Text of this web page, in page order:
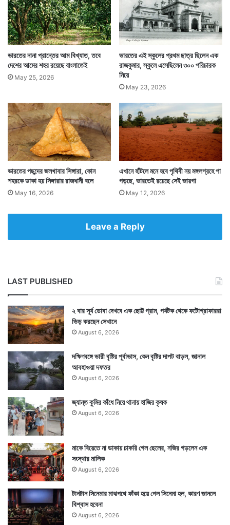
Tags Bengali Feature
ভারতের নানা প্রান্তের আম বিখ্যাত, তবে
দেশের আমের শহর রয়েছে বাংলাতেই
May 25, 2026
ভারতের এই স্কুলের প্রথম ছাত্র ছিলেন এক
রাজকুমার, স্কুলে এসেছিলেন ৩০০ পরিচারক
নিয়ে
May 23, 2026
ভারতের পছন্দের জলখাবার সিঙ্গারা, কোন
শহরকে ডাকা হয় সিঙ্গারার রাজধানী বলে
May 16, 2026
এখানে হাঁটলে মনে হবে পৃথিবী নয় মঙ্গলগ্রহে পা
পড়ছে, ভারতেই রয়েছে সেই জায়গা
May 12, 2026
Leave a Reply
LAST PUBLISHED
২ বার সূর্য ডোবা দেখবে এক ছোট্ট গ্রাম, পর্যটক থেকে ফটোগ্রাফাররা
ভিড় করছেন সেখানে
August 6, 2026
দক্ষিণবঙ্গে ভারী বৃষ্টির পূর্বাভাস, কেন বৃষ্টির দাপট বাড়ল, জানাল
আবহাওয়া দফতর
August 6, 2026
জ্যান্ত কুমির কাঁধে নিয়ে থানায় হাজির কৃষক
August 6, 2026
মাকে বিয়েতে না ডাকায় চাকরি গেল ছেলের, নজির গড়লেন এক
সংস্থার মালিক
August 6, 2026
টানটান সিনেমার মাঝপথে ফাঁকা হয়ে গেল সিনেমা হল, কারণ জানলে
বিশ্বাস হবেনা
August 6, 2026